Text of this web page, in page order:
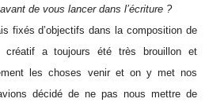
de vous lancer dans l’écriture ?
fixés d’objectifs dans la composition de
créatif a toujours été très brouillon et
les choses venir et on y met nos
décidé de ne pas nous mettre de